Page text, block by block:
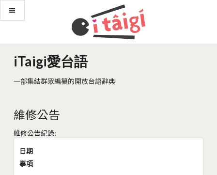
iTaigi愛台語
一部集結群眾編纂的開放台語辭典
維修公告
維修公告紀錄:
日期
事項